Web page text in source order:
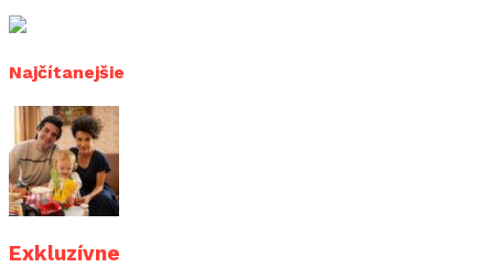
Najčítanejšie
Exkluzívne